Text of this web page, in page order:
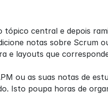
tópico central e depois
notas sobre Scrum
e layouts que
ou as suas notas de
Isto poupa horas de